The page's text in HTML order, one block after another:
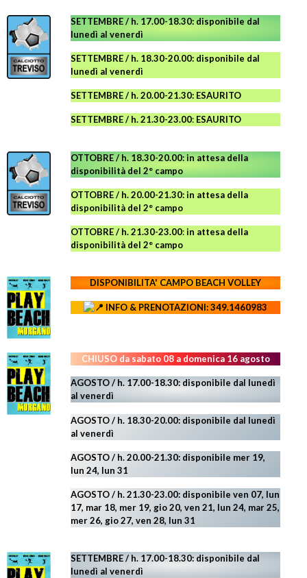
SETTEMBRE / h. 17.00-18.30: disponibile dal
lunedì al venerdì
SETTEMBRE / h. 18.30-20.00: disponibile dal
lunedì al venerdì
SETTEMBRE / h. 20.00-21.30: ESAURITO
SETTEMBRE / h. 21.30-23.00: ESAURITO
OTTOBRE / h. 18.30-20.00:in attesa della
disponibilità del 2° campo
OTTOBRE / h. 20.00-21.30:in attesa della
disponibilità del 2° campo
OTTOBRE / h. 21.30-23.00:in attesa della
disponibilità del 2° campo
DISPONIBILITA' CAMPOBEACH VOLLEY
INFO & PRENOTAZIONI: 349.1460983
CHIUSO da sabato 08 a domenica 16 agosto
AGOSTO / h. 17.00-18.30: disponibile dal lunedì
al venerdì
AGOSTO/ h. 18.30-20.00: disponibile dal lunedì
al venerdì
AGOSTO / h. 20.00-21.30: disponibile mer 19,
lun 24, lun 31
AGOSTO/ h. 21.30-23.00: disponibile ven 07, lun
17, mar 18, mer 19, gio 20, ven 21, lun 24, mar 25,
mer 26, gio 27, ven 28, lun 31
SETTEMBRE / h. 17.00-18.30: disponibile dal
lunedì al venerdì